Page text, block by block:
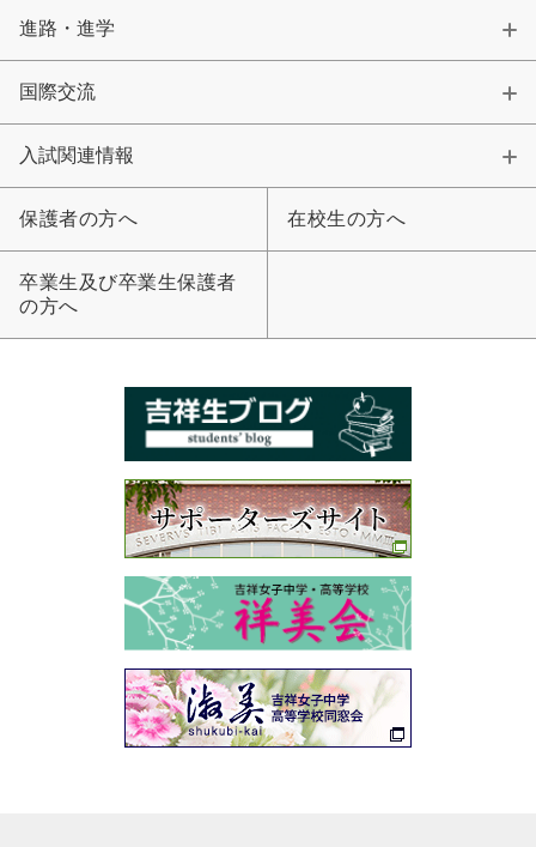
進路・進学
国際交流
入試関連情報
保護者の方へ 在校生の方へ
卒業生及び卒業生保護者
の方へ